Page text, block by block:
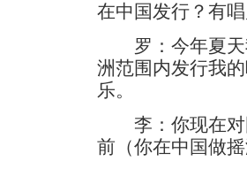
在中国发行？有
罗：今年夏天
洲范围内发行我
乐。
李：你现在对
前（你在中国做